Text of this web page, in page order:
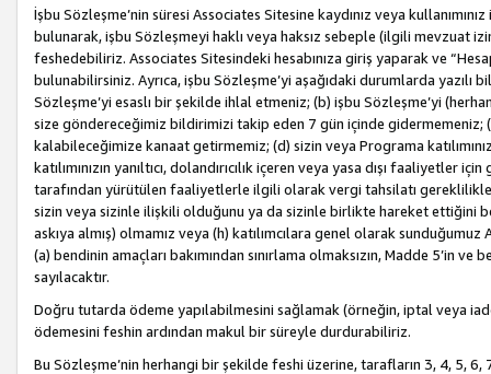
İşbu Sözleşme’nin süresi Associates Sitesine kaydınız veya
bulunarak, işbu Sözleşmeyi haklı veya haksız sebeple (ilgili mevzuat
feshedebiliriz. Associates Sitesindeki hesabınıza giriş yaparak ve
bulunabilirsiniz. Ayrıca, işbu Sözleşme’yi aşağıdaki durumlarda yazılı
Sözleşme’yi esaslı bir şekilde ihlal etmeniz; (b) işbu Sözleşme’yi
size göndereceğimiz bildirimizi takip eden 7 gün içinde gidermemeniz;
kalabileceğimize kanaat getirmemiz; (d) sizin veya Programa
katılımınızın yanıltıcı, dolandırıcılık içeren veya yasa dışı
tarafından yürütülen faaliyetlerle ilgili olarak vergi tahsilatı
sizin veya sizinle ilişkili olduğunu ya da sizinle birlikte hareket ettiğini
askıya almış) olmamız veya (h) katılımcılara genel olarak
(a) bendinin amaçları bakımından sınırlama olmaksızın, Madde 5’in
sayılacaktır.
Doğru tutarda ödeme yapılabilmesini sağlamak (örneğin, iptal veya
ödemesini feshin ardından makul bir süreyle durdurabiliriz.
Bu Sözleşme’nin herhangi bir şekilde feshi üzerine, tarafların 3, 4, 5,